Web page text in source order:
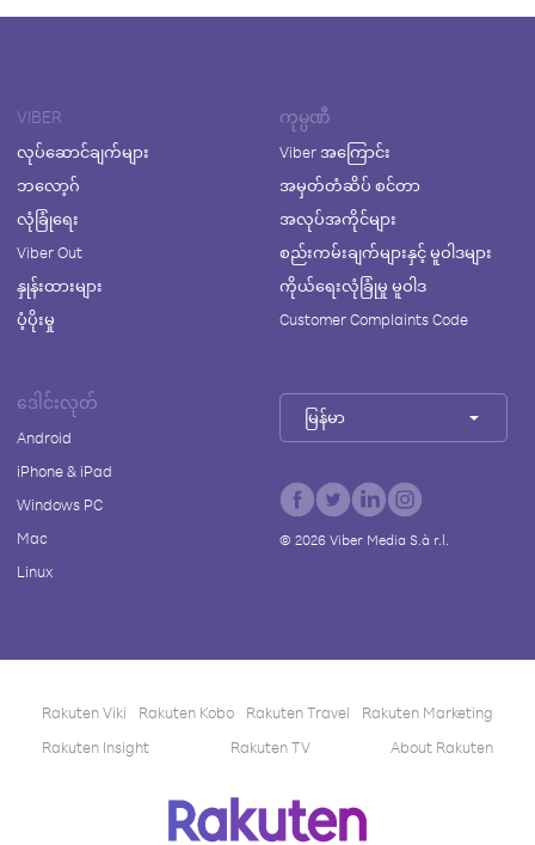
VIBER
လုပ်ဆောင်ချက်များ
ဘလော့ဂ်
လုံခြုံရေး
Viber Out
နှုန်းထားများ
ပံ့ပိုးမှု
ကုမ္ပဏီ
Viber အကြောင်း
အမှတ်တံဆိပ် စင်တာ
အလုပ်အကိုင်များ
စည်းကမ်းချက်များနှင့် မူဝါဒများ
ကိုယ်ရေးလုံခြုံမှု မူဝါဒ
Customer Complaints Code
ဒေါင်းလုတ်
Android
iPhone & iPad
Windows PC
Mac
Linux
မြန်မာ
© 2026Viber Media S.à r.l.
Rakuten Viki Rakuten Kobo Rakuten Travel
Rakuten Marketing
Rakuten Insight
Rakuten TV About Rakuten